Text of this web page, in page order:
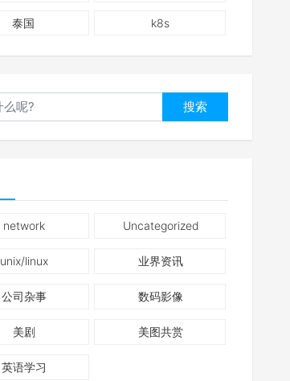
泰国 k8s
搜索
network Uncategorized
unix/linux 业界资讯
公司杂事 数码影像
美剧 美图共赏
英语学习